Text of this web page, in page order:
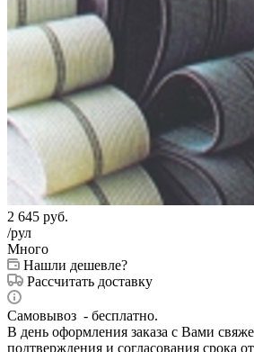
2 645 руб.
/рул
Много
Нашли дешевле?
Рассчитать доставку
Самовывоз - бесплатно.
В день оформления заказа с Вами
подтверждения и согласования срока